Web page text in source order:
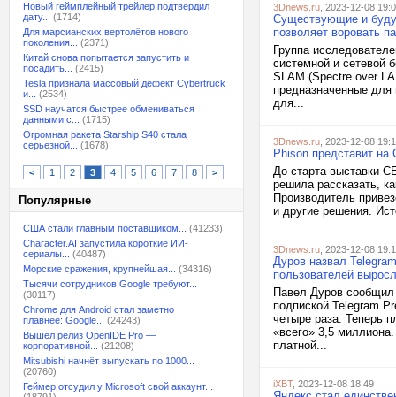
Новый геймплейный трейлер подтвердил
дату...
(1714)
Для марсианских вертолётов нового
поколения...
(2371)
Китай снова попытается запустить и
посадить...
(2415)
Tesla признала массовый дефект Cybertruck
и...
(2534)
SSD научатся быстрее обмениваться
данными с...
(1715)
Огромная ракета Starship S40 стала
серьезной...
(1678)
< 1 2 3 4 5 6 7 8 >
Популярные
США стали главным поставщиком...
(41233)
Character.AI запустила короткие ИИ-
сериалы...
(40487)
Морские сражения, крупнейшая...
(34316)
Тысячи сотрудников Google требуют...
(30117)
Chrome для Android стал заметно
плавнее: Google...
(24243)
Вышел релиз OpenIDE Pro —
корпоративной...
(21208)
Mitsubishi начнёт выпускать по 1000...
(20760)
Геймер отсудил у Microsoft свой аккаунт...
3Dnews.ru , 2023-12-08
Существующие и
позволяет воровать
Группа
системной и сетевой
SLAM (Spectre over
предназначенные
для...
3Dnews.ru , 2023-12-08
Phison представит
До старта выставки
решила рассказать,
Производитель
и другие решения.
3Dnews.ru , 2023-12-08
Дуров назвал
пользователей
Павел Дуров сообщил
подпиской Telegram
четыре раза. Теперь
«всего» 3,5
платной...
iXBT, 2023-12-08 18:49